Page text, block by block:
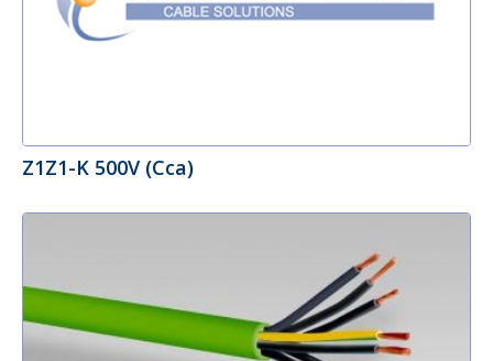
Z1Z1-K 500V (Cca)